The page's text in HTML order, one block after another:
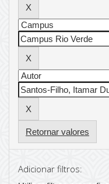
Retornar valores
Adicionar filtros: